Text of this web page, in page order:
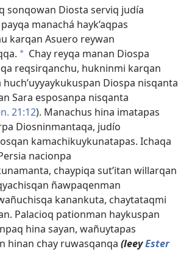
sonqowan Diosta serviq judía
manachá hayk’aqpas
karqan Asuero reywan
a Chay reyqa manan Diospa
reqsirqanchu, hukninmi karqan
Diospa nisqanta
Sara esposanpa nisqanta
21:12). Manachus hina imatapas
Diosninmantaqa, judío
kamachikuykunatapas. Ichaqa
nacionpa
chaypiqa sut’itan willarqan
ñawpaqenman
kanankuta, chaytataqmi
Palacioq pationman haykuspan
hina sayan, wañuytapas
hinan chay ruwasqanqa (leeyEster